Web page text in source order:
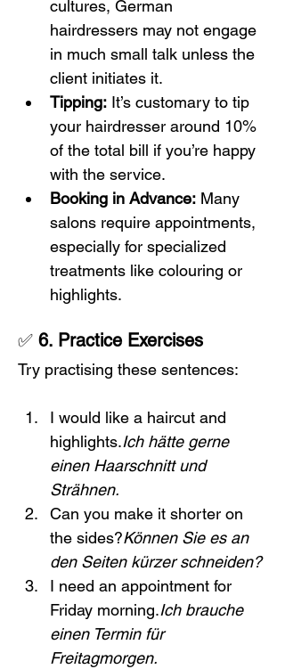
cultures, German
hairdressers may not engage
in much small talk unless the
client initiates it.
Tipping: It’s customary to tip
your hairdresser around 10%
of the total bill if you’re happy
with the service.
Booking in Advance: Many
salons require appointments,
especially for specialized
treatments like colouring or
highlights.
✅ 6. Practice Exercises
Try practising these sentences:
I would like a haircut and
highlights.Ich hätte gerne
einen Haarschnitt und
Strähnen.
Can you make it shorter on
the sides?Können Sie es an
den Seiten kürzer schneiden?
I need an appointment for
Friday morning.Ich brauche
einen Termin für
Freitagmorgen.